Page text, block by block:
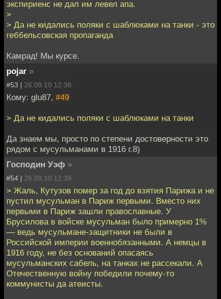
экспириенс не дал им левел апа.
>
> Да не кидались поляки с шаблюками на танки - это
геббельсовская пропаганда
Камрад! Мы курсе.
pojar »
#53 | 26.09.10 12:38
Кому: glu87, #49
> Да не кидались поляки с шаблюками на танки
Да знаем мы, просто по степени достоверности это
рядом с мусульманами в 1916 г.8)
Господин Уэф »
#54 | 26.09.10 12:39
> Жаль, Кутузов помер за год до взятия Парижа и не
пустил мусульман в Париж первыми. Вместо них
первыми в Париж зашли православные. У
Брусилова в войске мусульман было примерно 1%
— ведь мусульмане-защитники не были в
Российской империи военнобязанными. А немцы в
1916 году, не без оснований опасаясь
мусульманских сабель, на танках не рассекали. А
Отечественную войну победили почему-то
коммунисты да атеисты.